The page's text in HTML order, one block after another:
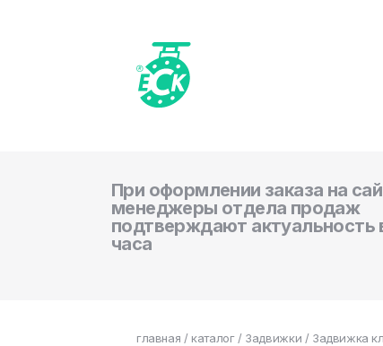
При оформлении заказа на
менеджеры отдела продаж
подтверждают актуальность
часа
главная / каталог/ Задвижки / Задвижка